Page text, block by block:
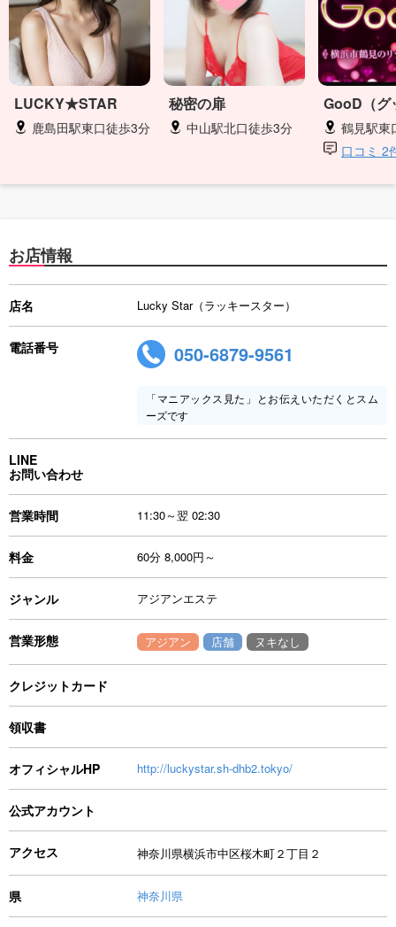
LUCKY★STAR
鹿島田駅東口徒歩3分
秘密の扉
中山駅北口徒歩3分
GooD（グ
鶴見駅東
口コミ 2
お店情報
店名 Lucky Star（ラッキースター）
電話番号 050-6879-9561
「マニアックス見た」とお伝えいただくとスム
ーズです
LINE
お問い合わせ
営業時間 11:30～翌 02:30
料金 60分 8,000円～
ジャンル アジアンエステ
営業形態 アジアン 店舗 ヌキなし
クレジットカード
領収書
オフィシャルHP http://luckystar.sh-dhb2.tokyo/
公式アカウント
アクセス 神奈川県横浜市中区桜木町２丁目２
県 神奈川県